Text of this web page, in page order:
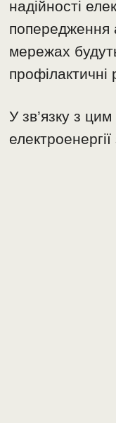
надійності
попередження
мережах
профілактичні
У зв’язку з